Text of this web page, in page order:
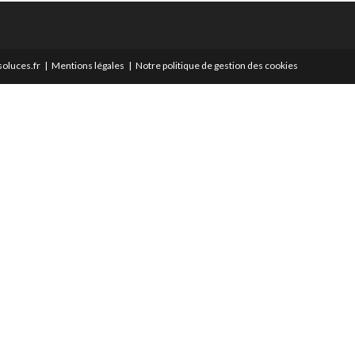
Mentions légales Notre politique de gestion des cookies